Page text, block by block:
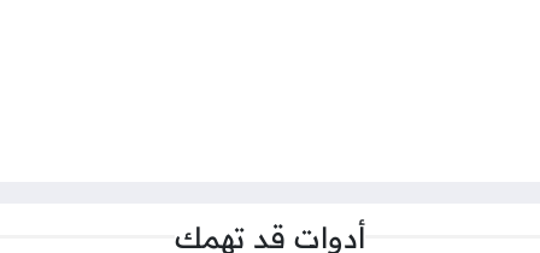
أدوات قد تهمك